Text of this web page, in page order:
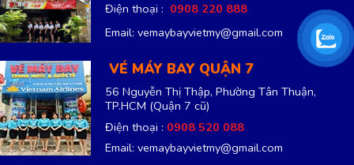
Điện thoại : 0908 220 888
Email: vemaybayvietmy@gmail.com
VÉ MÁY BAY QUẬN 7
56 Nguyễn Thị Thập, Phường Tân Thuận,
TP.HCM (Quận 7 cũ)
Điện thoại : 0908 520 088
Email: vemaybayvietmy@gmail.com